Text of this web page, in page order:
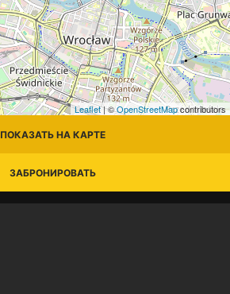
Leaflet| ©OpenStreetMapcontributors
ПОКАЗАТЬ НА КАРТЕ
ЗАБРОНИРОВАТЬ